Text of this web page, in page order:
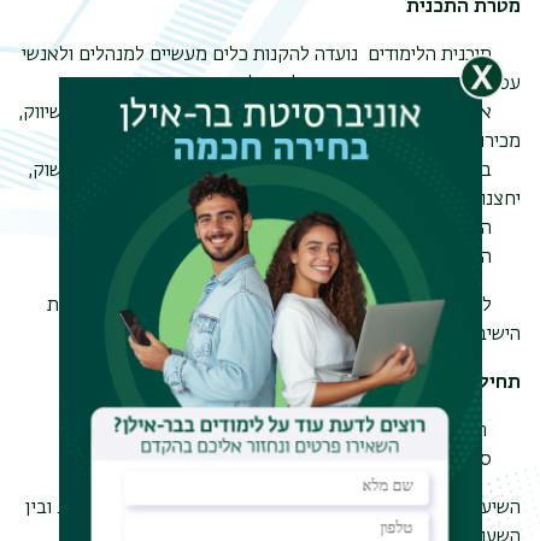
מטרת התכנית
תוכנית הלימודים נועדה להקנות כלים מעשיים למנהלים ולאנשי
עסקים מקרב המגזר החרדי, ולהגדיל
את שיעורי הצלחתם. בקורס ילמדו ניהול פיננסי, משפטים, שיווק,
מכירות, ניצול המדיה האינטרנטית -
באינטרנט כשר - אסטרטגיה עסקית, ניהול ארגוני, מחקר שוק,
יחצנות, גיוס כספים, מיסוי, מאפיינים של השוק
הכללי בארץ.
הלימודים יתנהלו מתוך כבוד למגזר החרדי ולצרכיו.
לוח הלימודים והחופשות של התוכנית מותאם ללוח החופשות
הישיבתי.
תחילת הלימודים ומשך הלימודים
תחילת הלימודים-אוקטובר 2019
סיום לימודים:
השיעורים יתקיימו בימי שני, בין השעות 10:00-15:00 לנשים. ובין